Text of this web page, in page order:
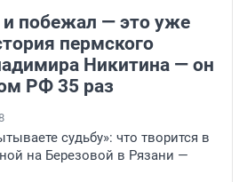
и побежал — это уже
пермского
Никитина — он
РФ 35 раз
судьбу»: что творится в
на Березовой в Рязани —